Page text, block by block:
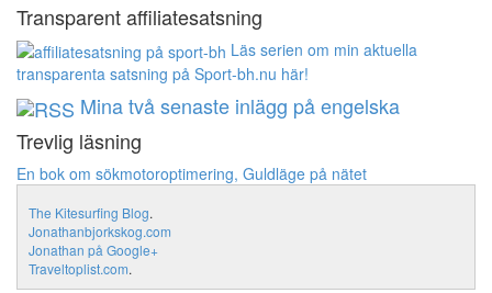
Transparent affiliatesatsning
Läs serien om min aktuella
transparenta satsning på Sport-bh.nu här!
Mina två senaste inlägg på engelska
Trevlig läsning
En bok om sökmotoroptimering, Guldläge på nätet
The Kitesurfing Blog.
Jonathanbjorkskog.com
Jonathan på Google+
Traveltoplist.com.